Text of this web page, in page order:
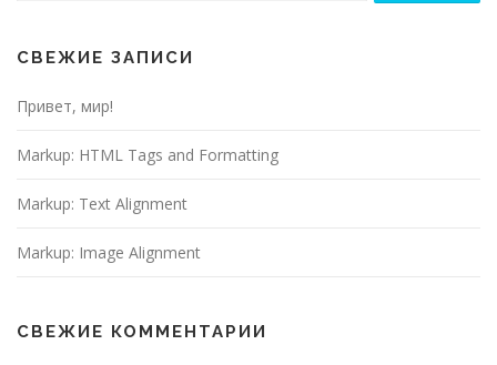
СВЕЖИЕ ЗАПИСИ
Привет, мир!
Markup: HTML Tags and Formatting
Markup: Text Alignment
Markup: Image Alignment
СВЕЖИЕ КОММЕНТАРИИ